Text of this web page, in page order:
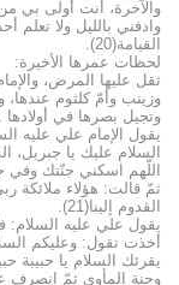
والآخرة، أنت أولى بي
وادفني بالليل ولا تعلم
القيامة(20).
لحظات عمرها الأخيرة:
ثقل عليها المرض،
وزينب وأمّ كلثوم
وتجيل بصرها في أولادها ..
يقول الإمام علي عليه
السلام عليك يا
اللّهم اسكني جنّتك وفي
ثمّ قالت: هؤلاء ملائكة
القدوم إلينا(21).
يقول علي عليه السلام:
أخذت تقول: وعليكم
يقرئك السلام يا حبيبة
وجنة المأوى ثمّ انصرف